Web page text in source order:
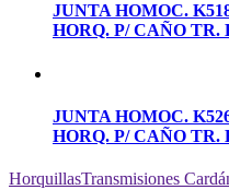
JUNTA HOMOC.
HORQ. P/ CAÑO TR.
JUNTA HOMOC.
HORQ. P/ CAÑO TR.
HorquillasTransmisiones